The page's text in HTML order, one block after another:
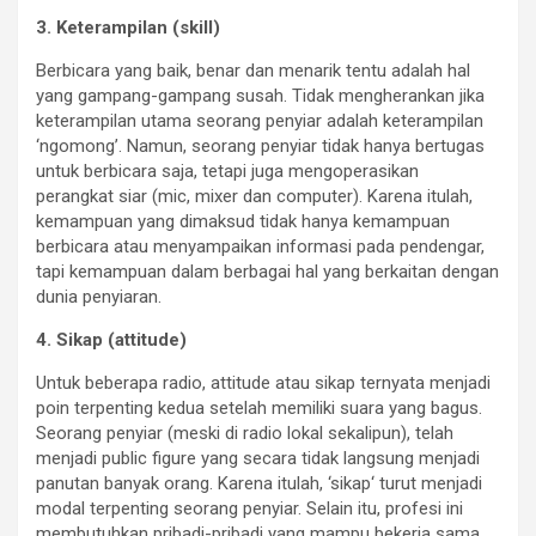
3. Keterampilan (skill)
Berbicara yang baik, benar dan menarik tentu adalah hal
yang gampang-gampang susah. Tidak mengherankan jika
keterampilan utama seorang penyiar adalah keterampilan
‘ngomong’. Namun, seorang penyiar tidak hanya bertugas
untuk berbicara saja, tetapi juga mengoperasikan
perangkat siar (mic, mixer dan computer). Karena itulah,
kemampuan yang dimaksud tidak hanya kemampuan
berbicara atau menyampaikan informasi pada pendengar,
tapi kemampuan dalam berbagai hal yang berkaitan dengan
dunia penyiaran.
4. Sikap (attitude)
Untuk beberapa radio, attitude atau sikap ternyata menjadi
poin terpenting kedua setelah memiliki suara yang bagus.
Seorang penyiar (meski di radio lokal sekalipun), telah
menjadi public figure yang secara tidak langsung menjadi
panutan banyak orang. Karena itulah, ‘sikap‘ turut menjadi
modal terpenting seorang penyiar. Selain itu, profesi ini